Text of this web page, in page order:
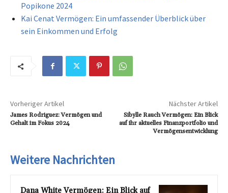
Popikone 2024
Kai Cenat Vermögen: Ein umfassender Überblick über
sein Einkommen und Erfolg
Vorheriger Artikel
James Rodriguez: Vermögen und
Gehalt im Fokus 2024
Nächster Artikel
Sibylle Rauch Vermögen: Ein Blick
auf ihr aktuelles Finanzportfolio und
Vermögensentwicklung
Weitere Nachrichten
Dana White Vermögen: Ein Blick auf